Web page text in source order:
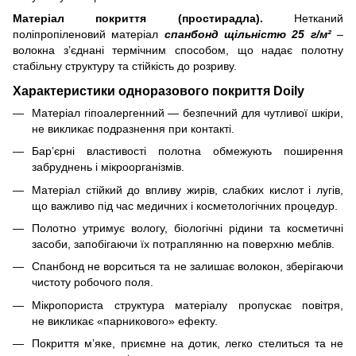
Матеріал покриття (простирадла). Нетканий
поліпропіленовий матеріал спанбонд щільністю 25 г/м²–
волокна зʼєднані термічним способом, що надає полотну
стабільну структуру та стійкість до розриву.
Характеристики одноразового покриття Doily
Матеріал гіпоалергенний — безпечний для чутливої шкіри,
не викликає подразнення при контакті.
Барʼєрні властивості полотна обмежують поширення
забруднень і мікроорганізмів.
Матеріал стійкий до впливу жирів, слабких кислот і лугів,
що важливо під час медичних і косметологічних процедур.
Полотно утримує вологу, біологічні рідини та косметичні
засоби, запобігаючи їх потраплянню на поверхню меблів.
Спанбонд не ворситься та не залишає волокон, зберігаючи
чистоту робочого поля.
Мікропориста структура матеріалу пропускає повітря,
не викликає «парникового» ефекту.
Покриття мʼяке, приємне на дотик, легко стелиться та не